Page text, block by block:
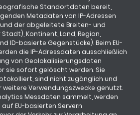
Standortdaten bereit,
Metadaten von IP-Adressen
der abgeleitete Breiten- und
Kontinent, Land, Region,
ID-basierte Gegenstücke). Beim EU-
die IP-Adressdaten ausschließlich
von Geolokalisierungsdaten
sie sofort gelöscht werden. Sie
sind nicht zugänglich und
Verwendungszwecke genutzt.
Messdaten sammelt, werden
EU-basierten Servern